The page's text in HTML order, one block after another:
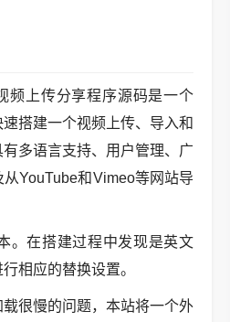
频上传分享程序源码是一个
搭建一个视频上传、导入和
多语言支持、用户管理、广
YouTube和Vimeo等网站导
。在搭建过程中发现是英文
相应的替换设置。
很慢的问题，本站将一个外